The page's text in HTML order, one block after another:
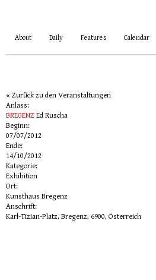
About Daily Features Calendar
« Zurück zu den Veranstaltungen
Anlass:
BREGENZ Ed Ruscha
Beginn:
07/07/2012
Ende:
14/10/2012
Kategorie:
Exhibition
Ort:
Kunsthaus Bregenz
Anschrift:
Karl-Tizian-Platz, Bregenz, 6900, Österreich